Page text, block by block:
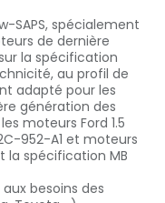
SAPS, spécialement
de dernière
la spécification
au profil de
adapté pour les
génération des
moteurs Ford 1.5
952-A1 et moteurs
la spécification MB
besoins des